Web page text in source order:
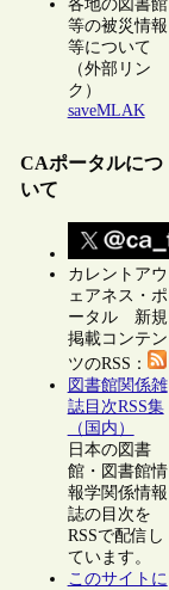
各地の図書館
等の被災情報
等について
（外部リン
ク）
saveMLAK
CAポータルにつ
いて
カレントアウ
ェアネス・ポ
ータル 新規
掲載コンテン
ツのRSS：
図書館関係雑
誌目次RSS集
（国内）
日本の図書
館・図書館情
報学関係情報
誌の目次を
RSSで配信し
ています。
このサイトに